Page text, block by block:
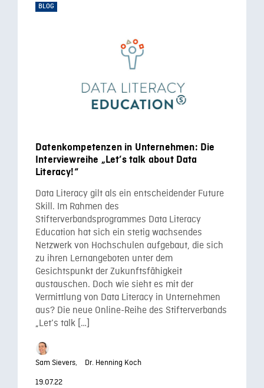
BLOG
Datenkompetenzen in Unternehmen: Die
Interviewreihe „Let’s talk about Data
Literacy!“
Data Literacy gilt als ein entscheidender Future
Skill. Im Rahmen des
Stifterverbandsprogrammes Data Literacy
Education hat sich ein stetig wachsendes
Netzwerk von Hochschulen aufgebaut, die sich
zu ihren Lernangeboten unter dem
Gesichtspunkt der Zukunftsfähigkeit
austauschen. Doch wie sieht es mit der
Vermittlung von Data Literacy in Unternehmen
aus? Die neue Online-Reihe des Stifterverbands
„Let’s talk […]
Sam Sievers,
Dr. Henning Koch
19.07.22